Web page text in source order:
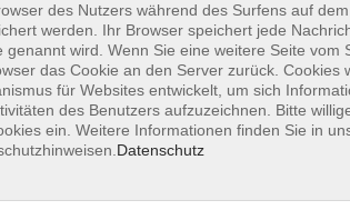
und Temperament. Diese
wider. Die alten Griechen glaubten, dass
Quelle körperlicher und emotionaler
es gibt kaum einen Moment im
lernen die Teilnehmenden
des Nutzers während des Surfens auf
werden. Ihr Browser speichert jede
genannt wird. Wenn Sie eine weitere Seite vom
das Cookie an den Server zurück. Cookies
für Websites entwickelt, um sich
des Benutzers aufzuzeichnen. Bitte
ein. Weitere Informationen finden Sie in
Datenschutz